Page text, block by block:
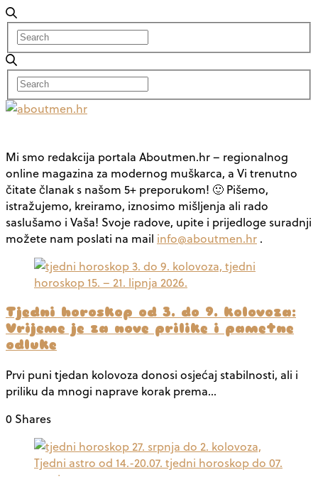
Mi smo redakcija portala Aboutmen.hr – regionalnog
online magazina za modernog muškarca, a Vi trenutno
čitate članak s našom 5+ preporukom! 🙂 Pišemo,
istražujemo, kreiramo, iznosimo mišljenja ali rado
saslušamo i Vaša! Svoje radove, upite i prijedloge suradnji
možete nam poslati na mail info@aboutmen.hr .
Tjedni horoskop od 3. do 9. kolovoza:
Vrijeme je za nove prilike i pametne
odluke
Prvi puni tjedan kolovoza donosi osjećaj stabilnosti, ali i
priliku da mnogi naprave korak prema…
0 Shares